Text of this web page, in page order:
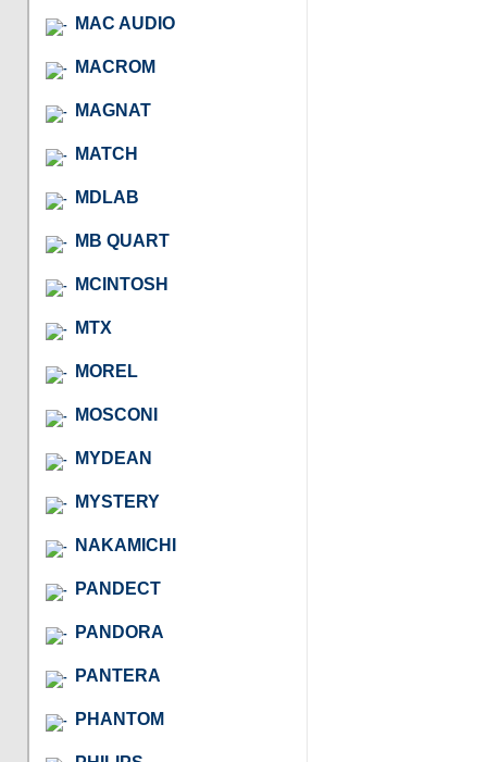
MAC AUDIO
MACROM
MAGNAT
MATCH
MDLAB
MB QUART
MCINTOSH
MTX
MOREL
MOSCONI
MYDEAN
MYSTERY
NAKAMICHI
PANDECT
PANDORA
PANTERA
PHANTOM